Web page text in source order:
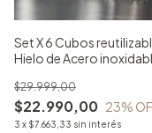
Set X 6 Cubos
Hielo de Acero
$22.990,00
$29.999,00
23%
3 x $7.663,33 sin interés